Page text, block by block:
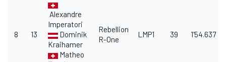
8 13
Alexandre
Imperatori
Dominik
Kraihamer
Matheo
Rebellion
R-One
LMP1 39 1'54.637